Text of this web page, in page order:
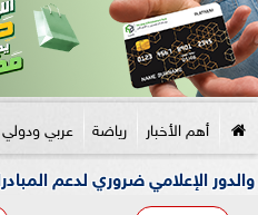
أهم الأخبار رياضة عربي ودولي
ضروري لدعم المبادرات الإنسانية